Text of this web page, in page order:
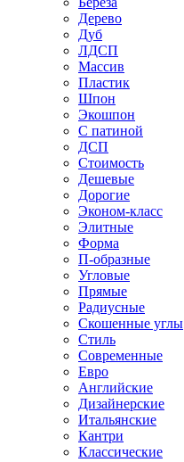
Дерево
Дуб
ЛДСП
Массив
Пластик
Шпон
Экошпон
С патиной
ДСП
Стоимость
Дешевые
Дорогие
Эконом-класс
Элитные
Форма
П-образные
Угловые
Прямые
Радиусные
Скошенные углы
Стиль
Современные
Евро
Английские
Дизайнерские
Итальянские
Кантри
Классические